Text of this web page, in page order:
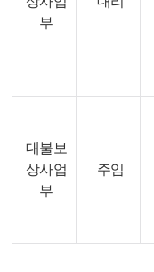
부
대불보
상사업
부
주임